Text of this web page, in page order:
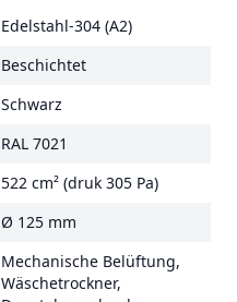
Edelstahl-304 (A2)
Beschichtet
Schwarz
RAL 7021
522 cm² (druk 305 Pa)
Ø 125 mm
Mechanische Belüftung,
Wäschetrockner,